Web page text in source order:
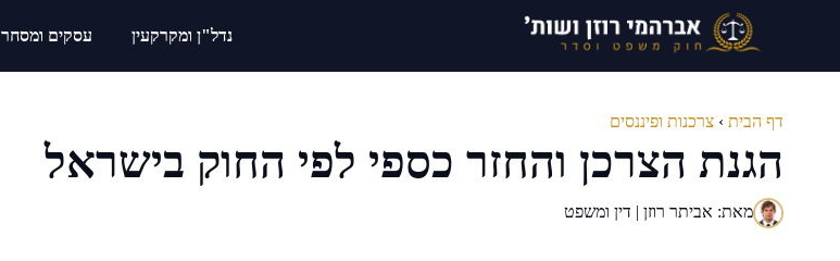
נדל"ן ומקרקעין עסקים ומסחר
דף הבית › צרכנות ופיננסים
הגנת הצרכן והחזר כספי לפי החוק בישראל
מאת: אביתר רוזן | דין ומשפט